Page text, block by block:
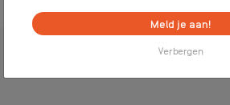
Meld je aan!
Verbergen